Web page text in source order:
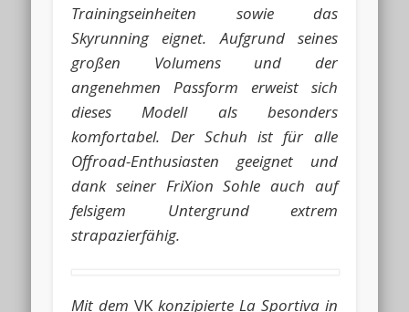
Trainingseinheiten sowie das
Skyrunning eignet. Aufgrund seines
großen Volumens und der
angenehmen Passform erweist sich
dieses Modell als besonders
komfortabel. Der Schuh ist für alle
Offroad-Enthusiasten geeignet und
dank seiner FriXion Sohle auch auf
felsigem Untergrund extrem
strapazierfähig.
Mit dem VK konzipierte La Sportiva in